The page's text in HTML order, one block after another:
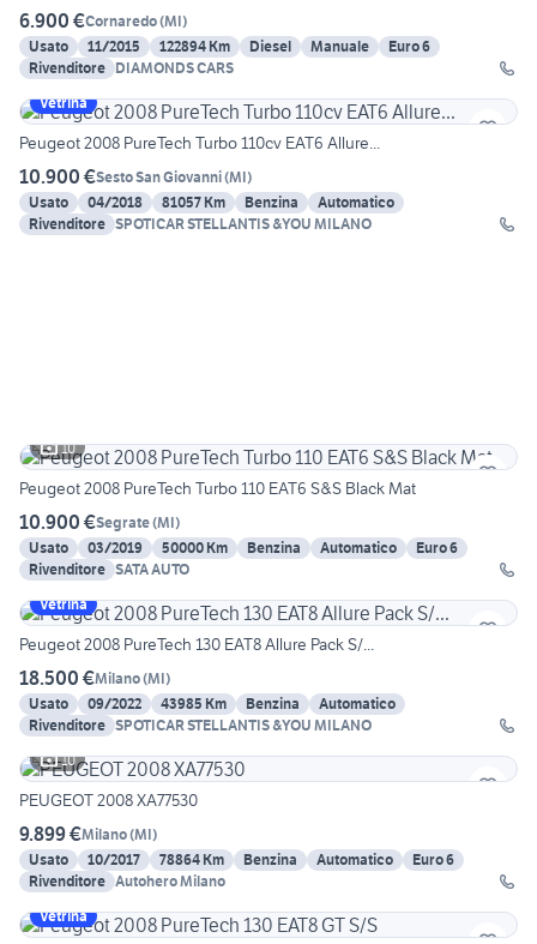
6.900 €Cornaredo(MI)
Usato
11/2015 122894 Km Diesel Manuale
Euro 6
Rivenditore DIAMONDS CARS
Vetrina
Peugeot 2008 PureTech Turbo 110cv EAT6 Allure...
10.900 €Sesto San Giovanni(MI)
Usato
04/2018 81057 Km Benzina
Automatico
Rivenditore SPOTICAR STELLANTIS &YOU MILANO
10
Peugeot 2008 PureTech Turbo 110 EAT6 S&S Black Mat
10.900 €Segrate(MI)
Usato
03/2019 50000 Km Benzina Automatico
Euro 6
Rivenditore SATA AUTO
Vetrina
Peugeot 2008 PureTech 130 EAT8 Allure Pack S/...
18.500 €Milano(MI)
Usato
09/2022 43985 Km Benzina
Automatico
Rivenditore SPOTICAR STELLANTIS &YOU MILANO
10
PEUGEOT 2008 XA77530
9.899 €Milano(MI)
Usato
10/2017 78864 Km Benzina Automatico
Euro 6
Rivenditore Autohero Milano
Vetrina